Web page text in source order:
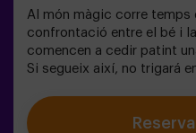
Al món màgic corre temps difícils: es complica la
confrontació entre el bé i
comencen a cedir patint
Si segueix així, no trigará
poder de la pedra filosofal.
ningú ho ha aconseguit